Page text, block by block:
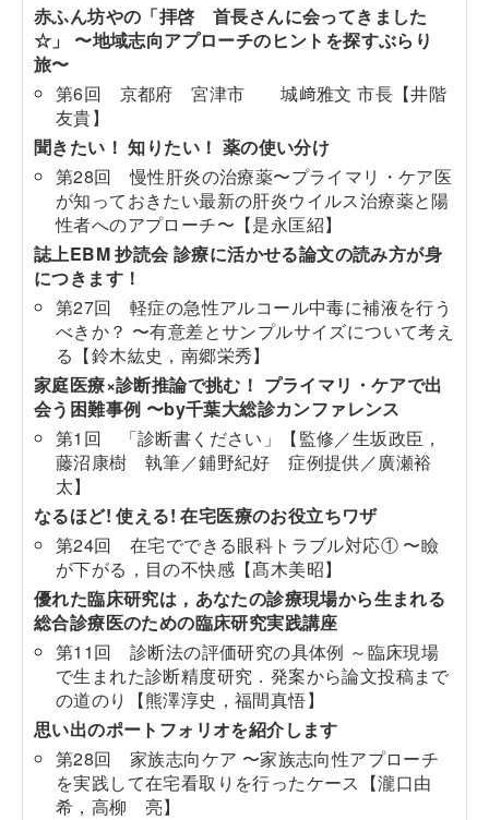
赤ふん坊やの「拝啓 首長さんに会ってきました
☆」 〜地域志向アプローチのヒントを探すぶらり
旅〜
第6回 京都府 宮津市 城﨑雅文 市長【井階
友貴】
聞きたい！ 知りたい！ 薬の使い分け
第28回 慢性肝炎の治療薬〜プライマリ・ケア医
が知っておきたい最新の肝炎ウイルス治療薬と陽
性者へのアプローチ〜【是永匡紹】
誌上EBM 抄読会 診療に活かせる論文の読み方が身
につきます！
第27回 軽症の急性アルコール中毒に補液を行う
べきか？ 〜有意差とサンプルサイズについて考え
る【鈴木紘史，南郷栄秀】
家庭医療×診断推論で挑む！ プライマリ・ケアで出
会う困難事例 〜by千葉大総診カンファレンス
第1回 「診断書ください」【監修／生坂政臣，
藤沼康樹 執筆／鋪野紀好 症例提供／廣瀬裕
太】
なるほど! 使える! 在宅医療のお役立ちワザ
第24回 在宅でできる眼科トラブル対応① 〜瞼
が下がる，目の不快感【髙木美昭】
優れた臨床研究は，あなたの診療現場から生まれる
総合診療医のための臨床研究実践講座
第11回 診断法の評価研究の具体例 ～臨床現場
で生まれた診断精度研究．発案から論文投稿まで
の道のり【熊澤淳史，福間真悟】
思い出のポートフォリオを紹介します
第28回 家族志向ケア 〜家族志向性アプローチ
を実践して在宅看取りを行ったケース【瀧口由
希，高柳 亮】